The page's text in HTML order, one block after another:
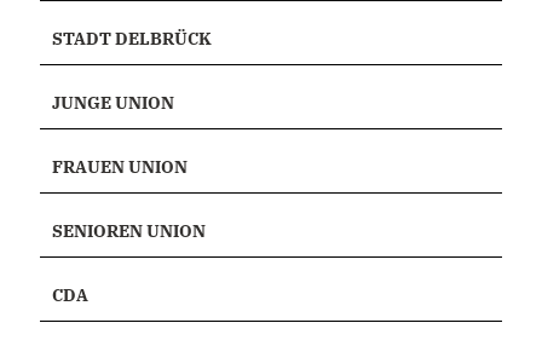
STADT DELBRÜCK
JUNGE UNION
FRAUEN UNION
SENIOREN UNION
CDA